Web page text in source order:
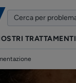
TRATTAMENTI